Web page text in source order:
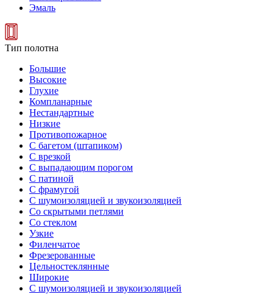
Эмаль
Тип полотна
Большие
Высокие
Глухие
Компланарные
Нестандартные
Низкие
Противопожарное
С багетом (штапиком)
С врезкой
С выпадающим порогом
С патиной
С фрамугой
С шумоизоляцией и звукоизоляцией
Со скрытыми петлями
Со стеклом
Узкие
Филенчатое
Фрезерованные
Цельностеклянные
Широкие
С шумоизоляцией и звукоизоляцией